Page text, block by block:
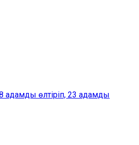
адамды өлтіріп, 23 адамды